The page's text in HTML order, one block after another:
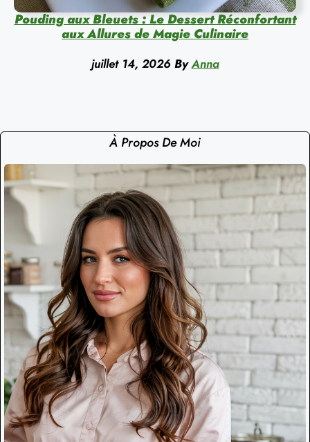
Pouding aux Bleuets : Le Dessert Réconfortant
aux Allures de Magie Culinaire
juillet 14, 2026 By Anna
À Propos De Moi